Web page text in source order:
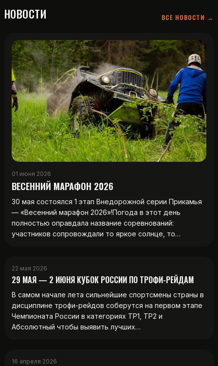
НОВОСТИ ВСЕ НОВОСТИ →
01 июня 2026
ВЕСЕННИЙ МАРАФОН 2026
30 мая состоялся 1 этап Внедорожной серии Прикамья
— «Весенний марафон 2026»!Погода в этот день
полностью оправдала название соревнований:
участников сопровождали то яркое солнце, то…
22 мая 2026
29 МАЯ — 2 ИЮНЯ КУБОК РОССИИ ПО ТРОФИ-РЕЙДАМ
В самом начале лета сильнейшие спортсмены страны в
дисциплине трофи-рейдов соберутся на первом этапе
Чемпионата России в категориях ТР1, ТР2 и
Абсолютный чтобы выявить лучших…
16 апреля 2026